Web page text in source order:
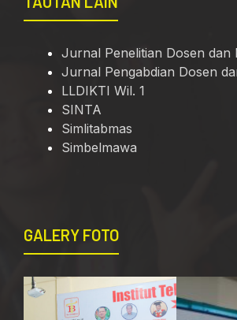
Jurnal Penelitian Dosen dan
Jurnal Pengabdian Dosen
LLDIKTI Wil. 1
SINTA
Simlitabmas
Simbelmawa
GALERY FOTO